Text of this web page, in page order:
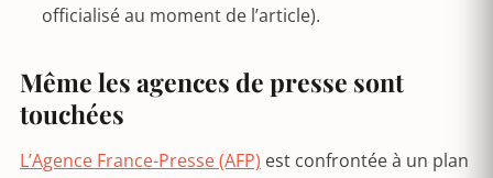
officialisé au moment de l’article).
Même les agences de presse sont
touchées
L’Agence France-Presse (AFP) est confrontée à un plan